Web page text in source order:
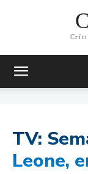
TV:
Leone,